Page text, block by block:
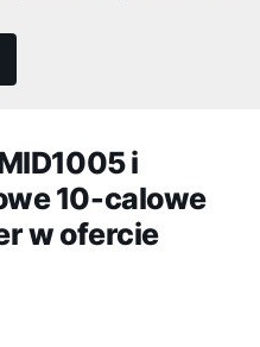
i
10-calowe
w ofercie